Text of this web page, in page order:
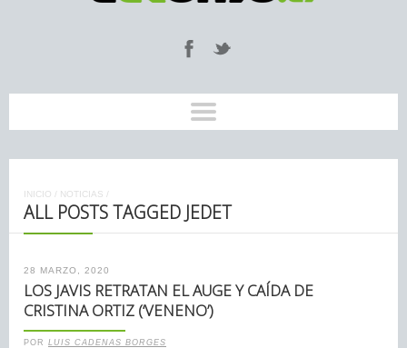
INICIO / NOTICIAS /
ALL POSTS TAGGED JEDET
28 MARZO, 2020
LOS JAVIS RETRATAN EL AUGE Y CAÍDA DE
CRISTINA ORTIZ (‘VENENO’)
POR LUIS CADENAS BORGES